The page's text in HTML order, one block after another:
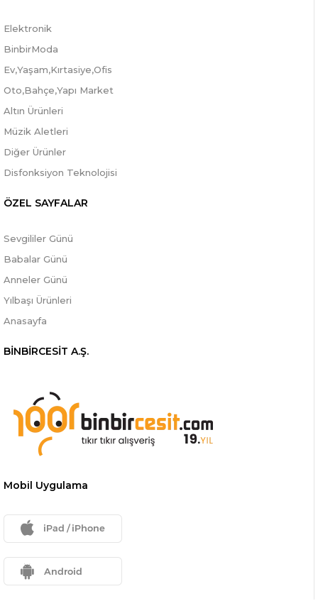
Elektronik
BinbirModa
Ev,Yaşam,Kırtasiye,Ofis
Oto,Bahçe,Yapı Market
Altın Ürünleri
Müzik Aletleri
Diğer Ürünler
Disfonksiyon Teknolojisi
ÖZEL SAYFALAR
Sevgililer Günü
Babalar Günü
Anneler Günü
Yılbaşı Ürünleri
Anasayfa
BİNBİRCESİT A.Ş.
Mobil Uygulama